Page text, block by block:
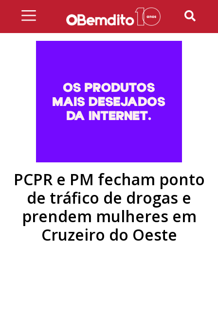
PCPR e PM fecham ponto
de tráfico de drogas e
prendem mulheres em
Cruzeiro do Oeste